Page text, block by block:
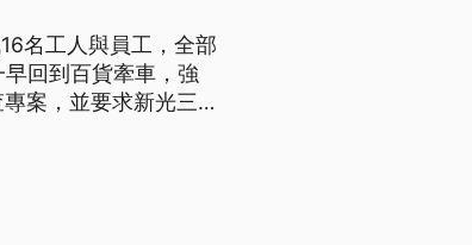
名工人與員工，全部
回到百貨牽車，強
案，並要求新光三越